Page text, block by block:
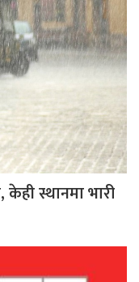
स्थानमा भारी